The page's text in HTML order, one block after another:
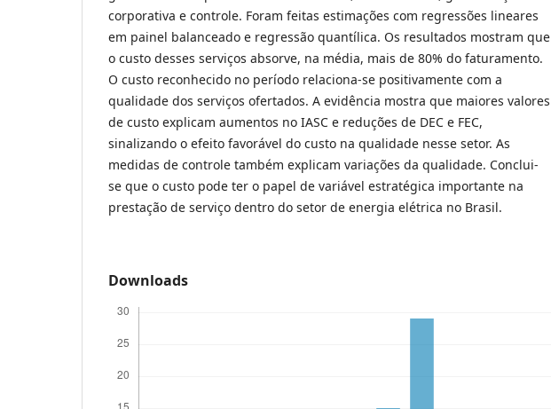
corporativa e controle. Foram feitas estimações com regressões lineares
em painel balanceado e regressão quantílica. Os resultados mostram que
o custo desses serviços absorve, na média, mais de 80% do faturamento.
O custo reconhecido no período relaciona-se positivamente com a
qualidade dos serviços ofertados. A evidência mostra que maiores valores
de custo explicam aumentos no IASC e reduções de DEC e FEC,
sinalizando o efeito favorável do custo na qualidade nesse setor. As
medidas de controle também explicam variações da qualidade. Conclui-
se que o custo pode ter o papel de variável estratégica importante na
prestação de serviço dentro do setor de energia elétrica no Brasil.
Downloads